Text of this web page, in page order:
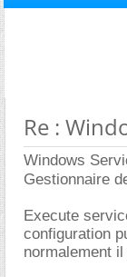
Re :
Windows
Gestionnaire
Execute
configuration
normalement